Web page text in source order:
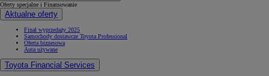
Oferty specjalne i Finansowanie
Aktualne oferty
Finał wyprzedaży 2025
Samochody dostawcze Toyota Professional
Oferta biznesowa
Auta używane
Toyota Financial Services